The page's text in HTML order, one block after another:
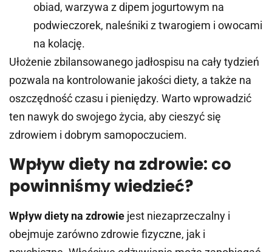
obiad, warzywa z dipem jogurtowym na
podwieczorek, naleśniki z twarogiem i owocami
na kolację.
Ułożenie zbilansowanego jadłospisu na cały tydzień
pozwala na kontrolowanie jakości diety, a także na
oszczędność czasu i pieniędzy. Warto wprowadzić
ten nawyk do swojego życia, aby cieszyć się
zdrowiem i dobrym samopoczuciem.
Wpływ diety na zdrowie: co
powinniśmy wiedzieć?
Wpływ diety na zdrowie jest niezaprzeczalny i
obejmuje zarówno zdrowie fizyczne, jak i